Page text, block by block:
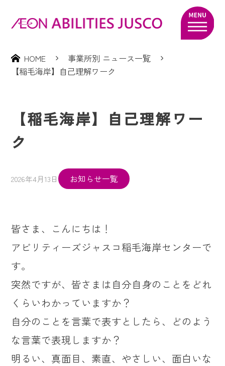
HOME
事業所別 ニュース一覧
【稲毛海岸】自己理解ワーク
【稲毛海岸】自己理解ワー
ク
2026年4月13日 お知らせ一覧
皆さま、こんにちは！
アビリティーズジャスコ稲毛海岸センターで
す。
突然ですが、皆さまは自分自身のことをどれ
くらいわかっていますか？
自分のことを言葉で表すとしたら、どのよう
な言葉で表現しますか？
明るい、真面目、素直、やさしい、面白いな